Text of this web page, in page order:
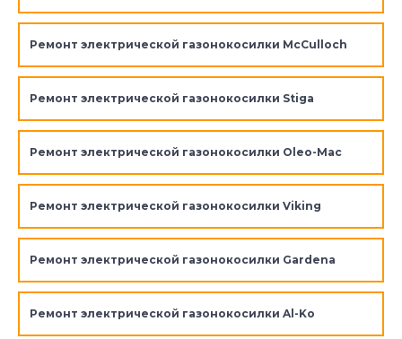
Ремонт электрической газонокосилки McCulloch
Ремонт электрической газонокосилки Stiga
Ремонт электрической газонокосилки Oleo-Mac
Ремонт электрической газонокосилки Viking
Ремонт электрической газонокосилки Gardena
Ремонт электрической газонокосилки Al-Ko